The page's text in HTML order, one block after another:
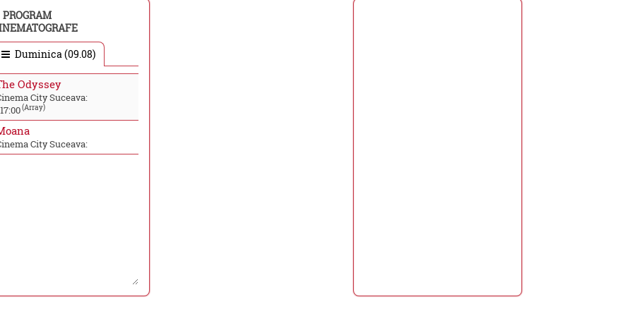
PROGRAM
Duminica (09.08)
Odyssey
City Suceava:
17:00(Array)
City Suceava: